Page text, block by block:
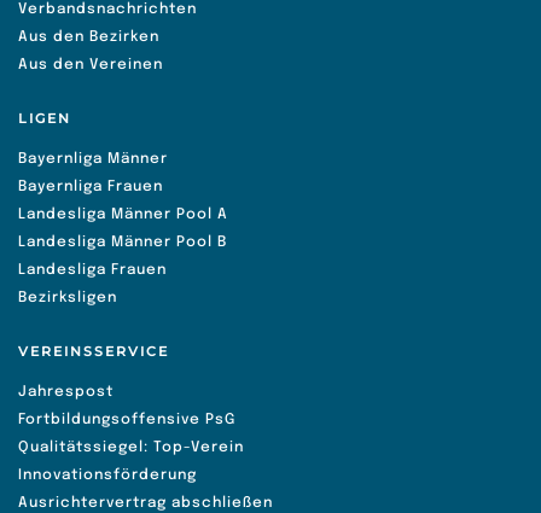
Verbandsnachrichten
Aus den Bezirken
Aus den Vereinen
LIGEN
Bayernliga Männer
Bayernliga Frauen
Landesliga Männer Pool A
Landesliga Männer Pool B
Landesliga Frauen
Bezirksligen
VEREINSSERVICE
Jahrespost
Fortbildungsoffensive PsG
Qualitätssiegel: Top-Verein
Innovationsförderung
Ausrichtervertrag abschließen